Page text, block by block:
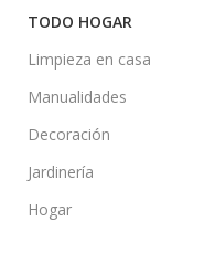
TODO HOGAR
Limpieza en casa
Manualidades
Decoración
Jardinería
Hogar